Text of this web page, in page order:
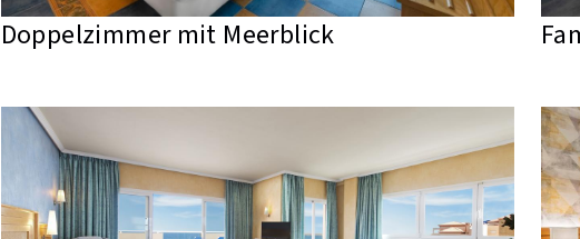
Doppelzimmer mit Meerblick